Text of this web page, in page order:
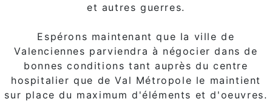
et autres guerres.
Espérons maintenant que la ville de
Valenciennes parviendra à négocier dans de
bonnes conditions tant auprès du centre
hospitalier que de Val Métropole le maintient
sur place du maximum d'éléments et d'oeuvres.